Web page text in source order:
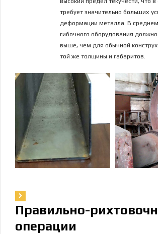
требует значительно больших
деформации металла. В
гибочного оборудования
выше, чем для обычной
той же толщины и габаритов.
Правильно-
операции